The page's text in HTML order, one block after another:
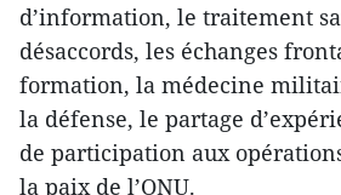
d’information, le traitement
désaccords, les échanges
formation, la médecine
la défense, le partage
de participation aux
la paix de l’ONU.